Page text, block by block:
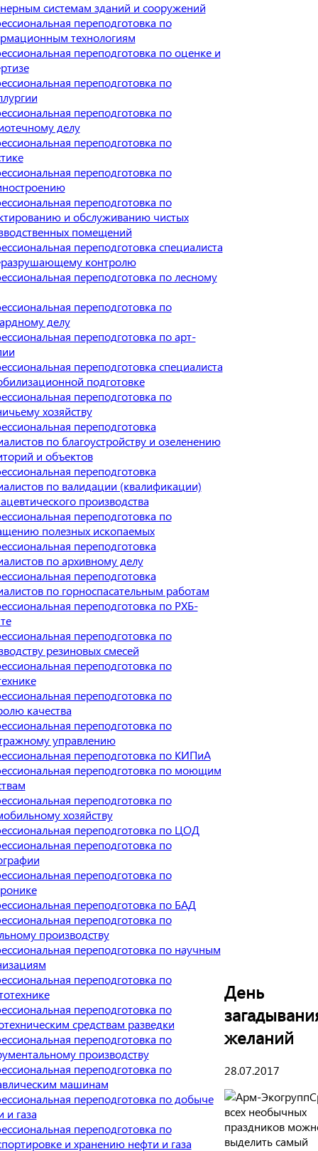
системам зданий и сооружений
переподготовка по
технологиям
переподготовка по оценке и
переподготовка по
переподготовка по
делу
переподготовка по
переподготовка по
переподготовка по
и обслуживанию чистых
помещений
переподготовка специалиста
контролю
переподготовка по лесному
переподготовка по
делу
переподготовка по арт-
переподготовка специалиста
подготовке
переподготовка по
хозяйству
переподготовка
по благоустройству и озеленению
и объектов
переподготовка
по валидации (квалификации)
производства
переподготовка по
полезных ископаемых
переподготовка
по архивному делу
переподготовка
по горноспасательным работам
переподготовка по РХБ-
переподготовка по
резиновых смесей
переподготовка по
переподготовка по
качества
переподготовка по
управлению
переподготовка по КИПиА
переподготовка по моющим
переподготовка по
хозяйству
переподготовка по ЦОД
переподготовка по
переподготовка по
переподготовка по БАД
переподготовка по
производству
переподготовка по научным
переподготовка по
переподготовка по
средствам разведки
переподготовка по
производству
переподготовка по
машинам
переподготовка по добыче
и газа
переподготовка по
и хранению нефти и газа
День
желаний
28.07.2017
всех необычных
праздников
выделить самый